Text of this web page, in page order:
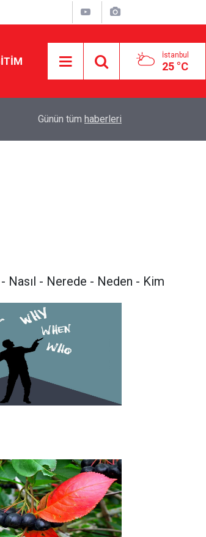
İstanbul
25 °C
Tercihine Yerleşti
Günün tüm haberleri
Nasıl - Nerede - Neden - Kim